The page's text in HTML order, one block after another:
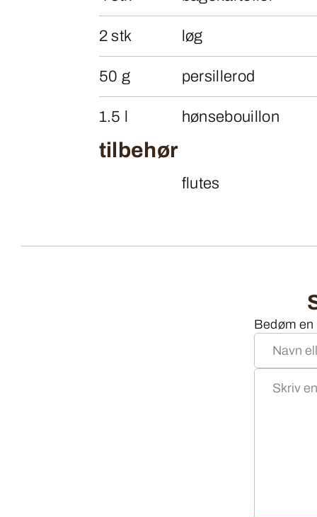
2 stk løg
50 g persillerod
1.5 l hønsebouillon
tilbehør
flutes
Bedøm